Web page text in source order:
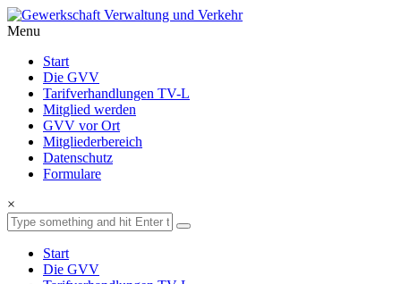
Menu
Start
Die GVV
Tarifverhandlungen TV-L
Mitglied werden
GVV vor Ort
Mitgliederbereich
Datenschutz
Formulare
×
Start
Die GVV